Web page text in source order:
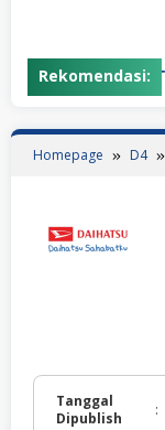
Rekomendasi:
PT
Homepage D4
Tanggal
Dipublish
: